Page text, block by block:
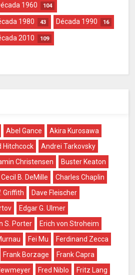
1960 104
1980 43 Década 1990 16
2010 109
Abel Gance
Akira Kurosawa
Hitchcock
Andrei Tarkovsky
Christensen
Buster Keaton
Cecil B. DeMille
Charles Chaplin
Griffith
Dave Fleischer
Edgar G. Ulmer
S. Porter
Erich von Stroheim
Fei Mu
Ferdinand Zecca
Frank Borzage
Frank Capra
Fred Niblo
Fritz Lang